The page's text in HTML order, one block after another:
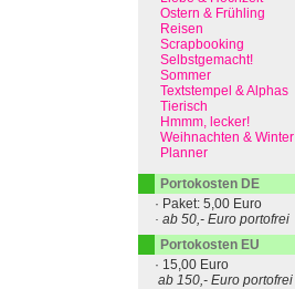
Ostern & Frühling
Reisen
Scrapbooking
Selbstgemacht!
Sommer
Textstempel & Alphas
Tierisch
Hmmm, lecker!
Weihnachten & Winter
Planner
Portokosten DE
· Paket: 5,00 Euro
· ab 50,- Euro portofrei
Portokosten EU
· 15,00 Euro
ab 150,- Euro portofrei